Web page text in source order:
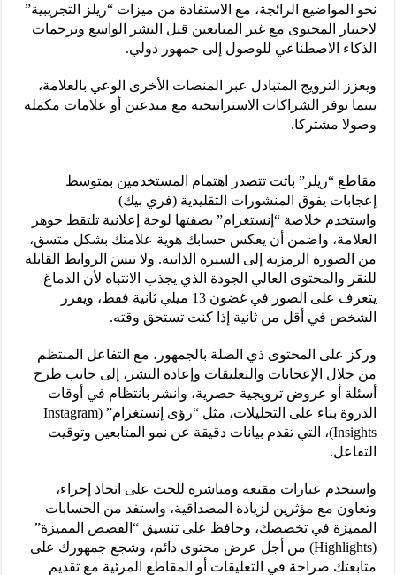
نحو المواضيع الرائجة، مع الاستفادة من ميزات “ريلز التجريبية”
لاختبار المحتوى مع غير المتابعين قبل النشر الواسع وترجمات
الذكاء الاصطناعي للوصول إلى جمهور دولي.
ويعزز الترويج المتبادل عبر المنصات الأخرى الوعي بالعلامة،
بينما توفر الشراكات الاستراتيجية مع مبدعين أو علامات مكملة
وصولا مشتركا.
مقاطع “ريلز” باتت تتصدر اهتمام المستخدمين بمتوسط
إعجابات يفوق المنشورات التقليدية (فري بيك)
واستخدم خلاصة “إنستغرام” بصفتها لوحة إعلانية تلتقط جوهر
العلامة، واضمن أن يعكس حسابك هوية علامتك بشكل متسق،
من الصورة الرمزية إلى السيرة الذاتية. ولا تنسَ الروابط القابلة
للنقر والمحتوى العالي الجودة الذي يجذب الانتباه لأن الدماغ
يتعرف على الصور في غضون 13 ميلي ثانية فقط، ويقرر
الشخص في أقل من ثانية إذا كنت تستحق وقته.
وركز على المحتوى ذي الصلة بالجمهور، مع التفاعل المنتظم
من خلال الإعجابات والتعليقات وإعادة النشر، إلى جانب طرح
أسئلة أو عروض ترويجية حصرية، وانشر بانتظام في أوقات
الذروة بناء على التحليلات، مثل “رؤى إنستغرام” (Instagram
Insights)، التي تقدم بيانات دقيقة عن نمو المتابعين وتوقيت
التفاعل.
واستخدم عبارات مقنعة ومباشرة للحث على اتخاذ إجراء،
وتعاون مع مؤثرين لزيادة المصداقية، واستفد من الحسابات
المميزة في تخصصك، وحافظ على تنسيق “القصص المميزة”
(Highlights) من أجل عرض محتوى دائم، وشجع جمهورك على
متابعتك صراحة في التعليقات أو المقاطع المرئية مع تقديم